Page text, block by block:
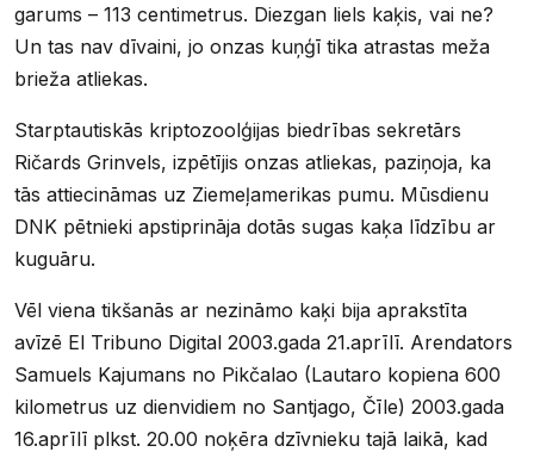
garums – 113 centimetrus. Diezgan liels kaķis, vai ne?
Un tas nav dīvaini, jo onzas kuņģī tika atrastas meža
brieža atliekas.
Starptautiskās kriptozoolģijas biedrības sekretārs
Ričards Grinvels, izpētījis onzas atliekas, paziņoja, ka
tās attiecināmas uz Ziemeļamerikas pumu. Mūsdienu
DNK pētnieki apstiprināja dotās sugas kaķa līdzību ar
kuguāru.
Vēl viena tikšanās ar nezināmo kaķi bija aprakstīta
avīzē El Tribuno Digital 2003.gada 21.aprīlī. Arendators
Samuels Kajumans no Pikčalao (Lautaro kopiena 600
kilometrus uz dienvidiem no Santjago, Čīle) 2003.gada
16.aprīlī plkst. 20.00 noķēra dzīvnieku tajā laikā, kad